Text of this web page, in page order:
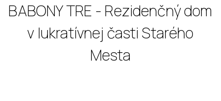
BABONY TRE - Rezidenčný dom
v lukratívnej časti Starého
Mesta